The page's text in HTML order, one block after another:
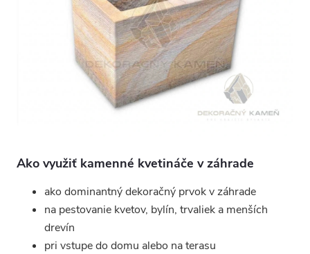
Ako využiť kamenné kvetináče v záhrade
ako dominantný dekoračný prvok v záhrade
na pestovanie kvetov, bylín, trvaliek a menších
drevín
pri vstupe do domu alebo na terasu